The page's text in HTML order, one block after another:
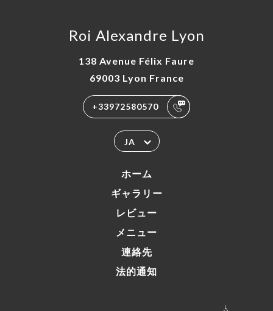
Roi Alexandre Lyon
138 Avenue Félix Faure
69003 Lyon France
+33972580570
JA
ホーム
ギャラリー
レビュー
メニュー
連絡先
法的通知